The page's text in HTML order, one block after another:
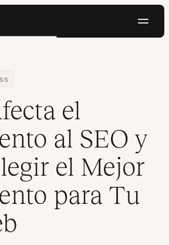
al SEO y Cómo Elegir el Mejor
el
al SEO y
el Mejor
para Tu